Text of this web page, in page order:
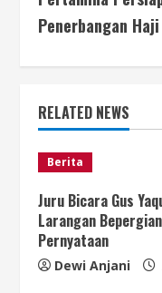
o
i
n
u
e
R
Penerbangan
RELATED NEWS
Berita
Juru Bicara Gus
Larangan
Pernyataan
Dewi Anjani